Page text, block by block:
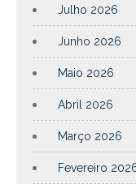
Julho 2026
Junho 2026
Maio 2026
Abril 2026
Março 2026
Fevereiro